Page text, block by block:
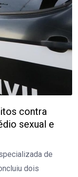
contra
sexual e
de
dois